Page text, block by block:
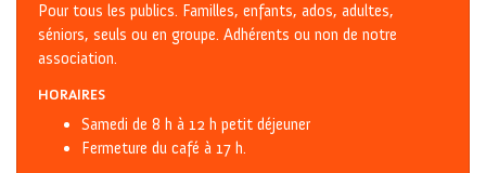
Pour tous les publics. Familles, enfants, ados, adultes,
séniors, seuls ou en groupe. Adhérents ou non de notre
association.
HORAIRES
Samedi de 8 h à 12 h petit déjeuner
Fermeture du café à 17 h.